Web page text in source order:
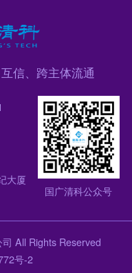
信、跨主体流通
大厦
国广清科公众号
All Rights Reserved
号-2